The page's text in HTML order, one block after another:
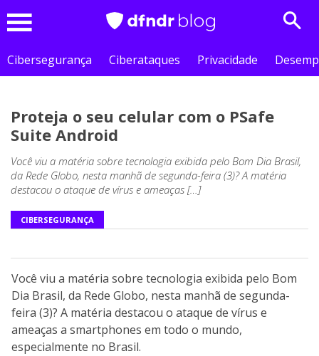
Cibersegurança
Ciberataques Privacidade
Proteja o seu celular com o PSafe
Suite Android
Você viu a matéria sobre tecnologia exibida pelo Bom Dia Brasil,
da Rede Globo, nesta manhã de segunda-feira (3)? A matéria
destacou o ataque de vírus e ameaças […]
CIBERSEGURANÇA
Você viu a matéria sobre tecnologia exibida pelo Bom
Dia Brasil, da Rede Globo, nesta manhã de segunda-
feira (3)? A matéria destacou o ataque de vírus e
ameaças a smartphones em todo o mundo,
especialmente no Brasil.